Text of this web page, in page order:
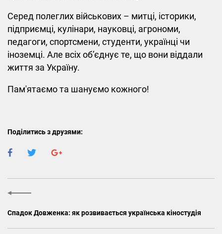
Серед полеглих військових – митці, історики,
підприємці, кулінари, науковці, агрономи,
педагоги, спортсмени, студенти, українці чи
іноземці. Але всіх обʼєднує те, що вони віддали
життя за Україну.
Пам'ятаємо та шануємо кожного!
Поділитись з друзями:
Спадок Довженка: як розвивається українська кіностудія